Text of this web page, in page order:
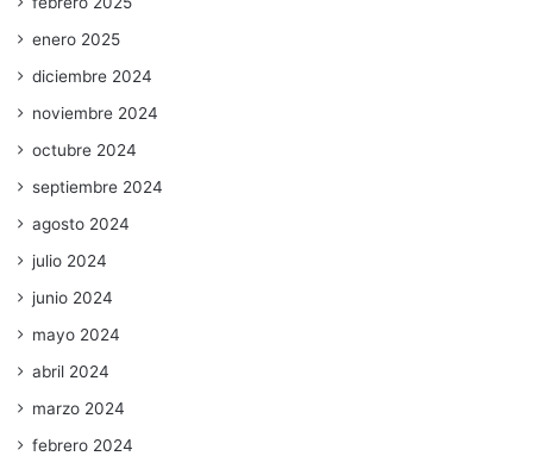
enero 2025
diciembre 2024
noviembre 2024
octubre 2024
septiembre 2024
agosto 2024
julio 2024
junio 2024
mayo 2024
abril 2024
marzo 2024
febrero 2024